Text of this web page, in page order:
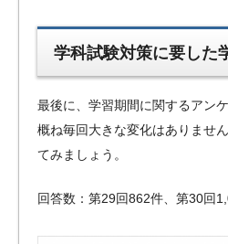
学科試験対策に要した
最後に、学習期間に関するアン
概ね毎回大きな変化はありませ
てみましょう。
回答数：第29回862件、第30回